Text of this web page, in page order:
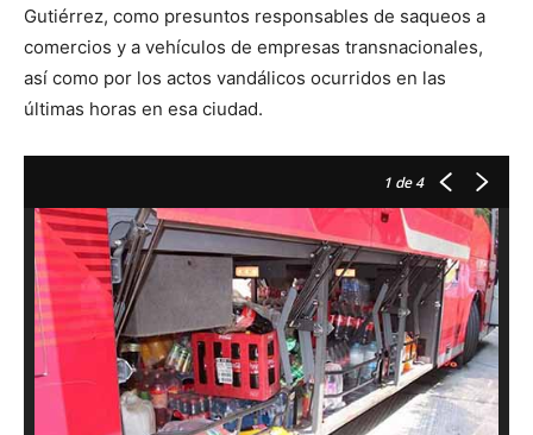
Gutiérrez, como presuntos responsables de saqueos a
comercios y a vehículos de empresas transnacionales,
así como por los actos vandálicos ocurridos en las
últimas horas en esa ciudad.
1 de 4